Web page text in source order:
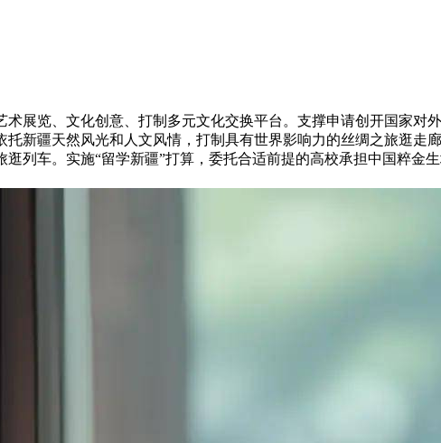
览、文化创意、打制多元文化交换平台。支撑申请创开国家对
新疆天然风光和人文风情，打制具有世界影响力的丝绸之旅逛走
列车。实施“留学新疆”打算，委托合适前提的高校承担中国粹金